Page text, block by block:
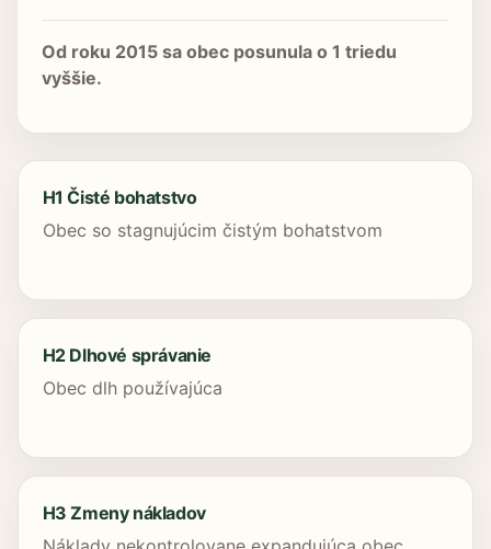
Od roku 2015 sa obec posunula o 1 triedu
vyššie.
H1 Čisté bohatstvo
Obec so stagnujúcim čistým bohatstvom
H2 Dlhové správanie
Obec dlh používajúca
H3 Zmeny nákladov